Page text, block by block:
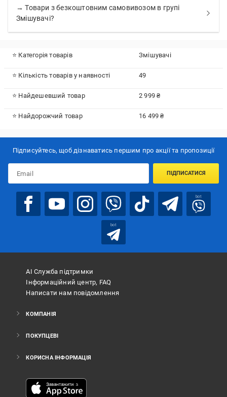
→ Товари з безкоштовним самовивозом в групі
Змішувачі?
⭐ Категорія товарів Змішувачі
⭐ Кількість товарів у наявності 49
⭐ Найдешевший товар 2 999 ₴
⭐ Найдорожчий товар 16 499 ₴
Підписуйтесь, щоб дізнаватись першим про акції та пропозиції
ПІДПИСАТИСЯ
bot
bot
АІ Служба підтримки
Інформаційний центр, FAQ
Написати нам повідомлення
КОМПАНІЯ
ПОКУПЦЕВІ
КОРИСНА ІНФОРМАЦІЯ